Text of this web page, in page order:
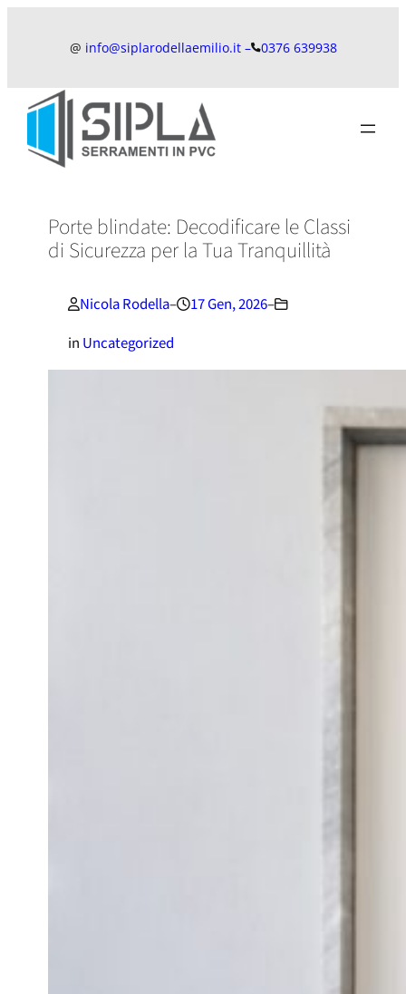
@ info@siplarodellaemilio.it – 0376 639938
Porte blindate: Decodificare le Classi
di Sicurezza per la Tua Tranquillità
Nicola Rodella– 17 Gen, 2026–
in Uncategorized